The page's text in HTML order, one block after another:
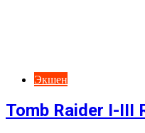
Экшен
Tomb Raider I-III